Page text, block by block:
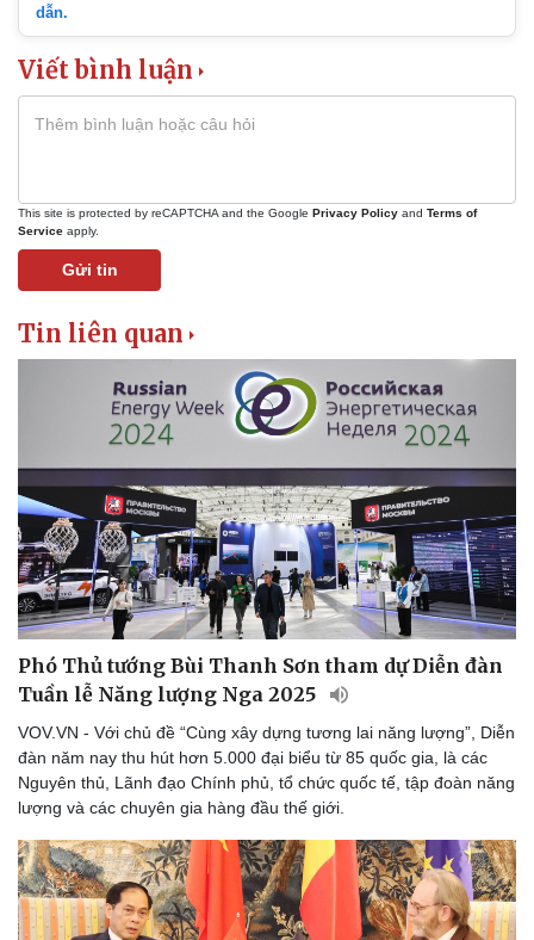
Thể thao
Bóng đá
Lịch thi đấu bóng đá
Thế giới thể thao
eSports
Hậu trường
Ô tô - Xe máy
Ô tô
Xe máy
Tư vấn
dẫn.
Viết bình luận
This site is protected by reCAPTCHA and the Google Privacy Policy and Terms of
Service apply.
Gửi tin
Tin liên quan
Phó Thủ tướng Bùi Thanh Sơn tham dự Diễn đàn
Tuần lễ Năng lượng Nga 2025
VOV.VN - Với chủ đề “Cùng xây dựng tương lai năng lượng”, Diễn
đàn năm nay thu hút hơn 5.000 đại biểu từ 85 quốc gia, là các
Nguyên thủ, Lãnh đạo Chính phủ, tổ chức quốc tế, tập đoàn năng
lượng và các chuyên gia hàng đầu thế giới.